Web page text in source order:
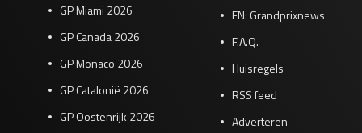
GP Miami 2026
GP Canada 2026
GP Monaco 2026
GP Catalonië 2026
GP Oostenrijk 2026
EN: Grandprixnews
F.A.Q.
Huisregels
RSS feed
Adverteren